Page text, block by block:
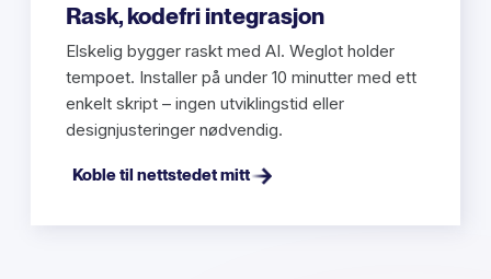
Rask, kodefri integrasjon
Elskelig bygger raskt med AI. Weglot holder
tempoet. Installer på under 10 minutter med ett
enkelt skript – ingen utviklingstid eller
designjusteringer nødvendig.
Koble til nettstedet mitt